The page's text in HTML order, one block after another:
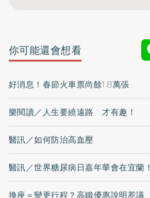
你可能還會想看
好消息！春節火車票尚餘1.8萬張
樂閱讀／人生要繞遠路 才有趣！
醫訊／如何防治高血壓
醫訊／世界糖尿病日嘉年華會在宜蘭！
換座＝變更行程？高鐵優惠說明惹議